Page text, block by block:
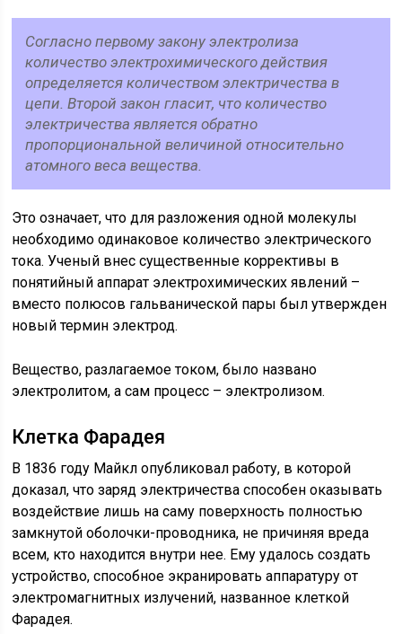
Согласно первому закону электролиза
количество электрохимического действия
определяется количеством электричества в
цепи. Второй закон гласит, что количество
электричества является обратно
пропорциональной величиной относительно
атомного веса вещества.
Это означает, что для разложения одной молекулы
необходимо одинаковое количество электрического
тока. Ученый внес существенные коррективы в
понятийный аппарат электрохимических явлений –
вместо полюсов гальванической пары был утвержден
новый термин электрод.
Вещество, разлагаемое током, было названо
электролитом, а сам процесс – электролизом.
Клетка Фарадея
В 1836 году Майкл опубликовал работу, в которой
доказал, что заряд электричества способен оказывать
воздействие лишь на саму поверхность полностью
замкнутой оболочки-проводника, не причиняя вреда
всем, кто находится внутри нее. Ему удалось создать
устройство, способное экранировать аппаратуру от
электромагнитных излучений, названное клеткой
Фарадея.